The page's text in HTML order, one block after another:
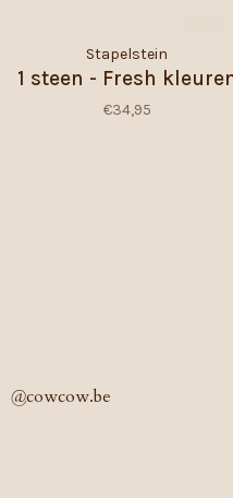
Stapelstein
1 steen - Fresh
€34,95
@cowcow.be